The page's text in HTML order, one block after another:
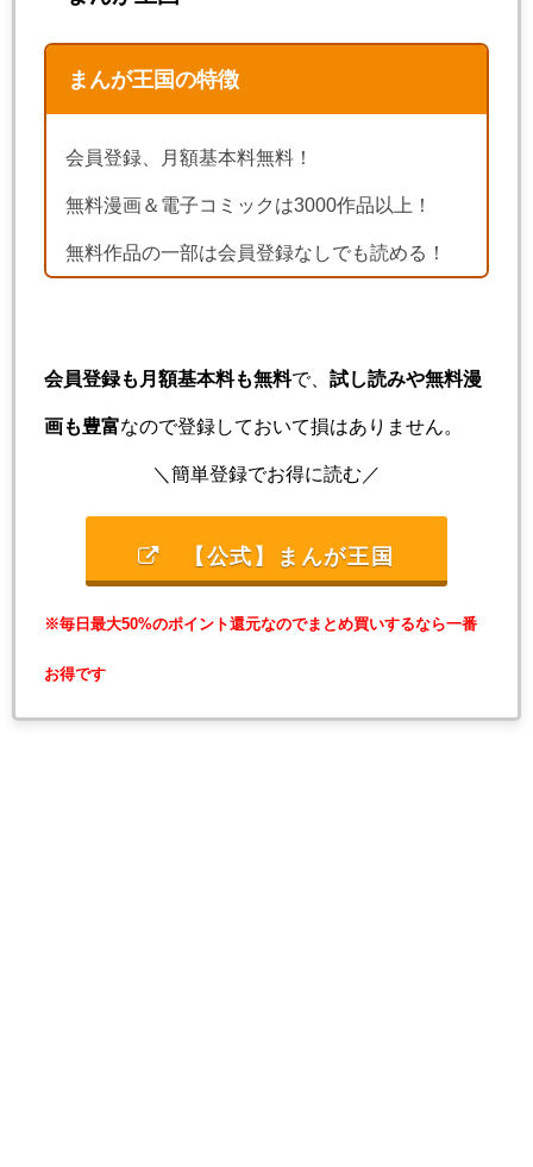
まんが王国の特徴
会員登録、月額基本料無料！
無料漫画＆電子コミックは3000作品以上！
無料作品の一部は会員登録なしでも読める！
会員登録も月額基本料も無料で、 試し読みや無料漫
画も豊富なので登録しておいて損はありません。
＼簡単登録でお得に読む／
【公式】まんが王国
※毎日最大50%のポイント還元なのでまとめ買いするなら一番
お得です